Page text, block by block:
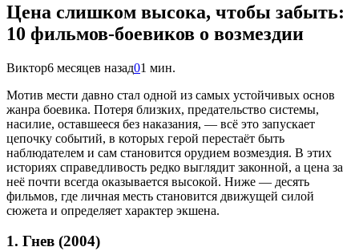
Цена слишком высока, чтобы забыть:
10 фильмов-боевиков о возмездии
Виктор6 месяцев назад01 мин.
Мотив мести давно стал одной из самых устойчивых основ
жанра боевика. Потеря близких, предательство системы,
насилие, оставшееся без наказания, — всё это запускает
цепочку событий, в которых герой перестаёт быть
наблюдателем и сам становится орудием возмездия. В этих
историях справедливость редко выглядит законной, а цена за
неё почти всегда оказывается высокой. Ниже — десять
фильмов, где личная месть становится движущей силой
сюжета и определяет характер экшена.
1. Гнев (2004)